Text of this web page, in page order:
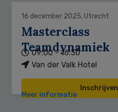
16 december 2025, Utrecht
Masterclass
Teamdynamiek
09:00 - 16:30
Van der Valk Hotel
Inschrijven
Meer informatie